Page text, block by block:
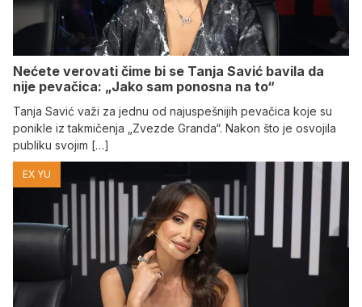
Nećete verovati čime bi se Tanja Savić bavila da
nije pevačica: „Jako sam ponosna na to“
Tanja Savić važi za jednu od najuspešnijih pevačica koje su
ponikle iz takmičenja „Zvezde Granda“. Nakon što je osvojila
publiku svojim […]
EX YU